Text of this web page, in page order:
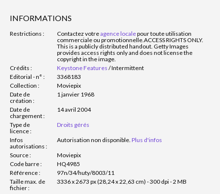
INFORMATIONS
Restrictions : Contactez votreagence localepour toute utilisation
commerciale ou promotionnelle. ACCESS RIGHTS ONLY.
This is a publicly distributed handout. Getty Images
provides access rights only and does not license the
copyright in the image.
Crédits :
Keystone Features /Intermittent
Editorial - n° :
3368183
Collection :
Moviepix
Date de
création :
1 janvier 1968
Date de
chargement :
14 avril 2004
Type de
licence :
Droits gérés
Infos
autorisations :
Autorisation non disponible. Plus d'infos
Source :
Moviepix
Code barre :
HQ4985
Référence :
97n/34/huty/8003/11
Taille max. de
fichier :
3336 x 2673 px (28,24 x 22,63 cm) - 300 dpi - 2 MB